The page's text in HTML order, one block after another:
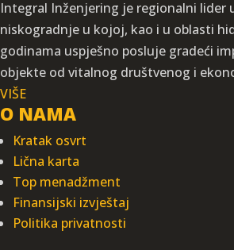
Integral Inženjering je regionalni lider
niskogradnje u kojoj, kao i u oblasti
godinama uspješno posluje gradeći
objekte od vitalnog društvenog i
VIŠE
O NAMA
Kratak osvrt
Lična karta
Top menadžment
Finansijski izvještaj
Politika privatnosti